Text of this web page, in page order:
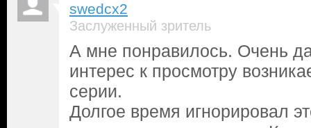
swedcx2
Заслуженный зритель
А мне понравилось. Очень
интерес к просмотру
серии.
Долгое время игнорировал